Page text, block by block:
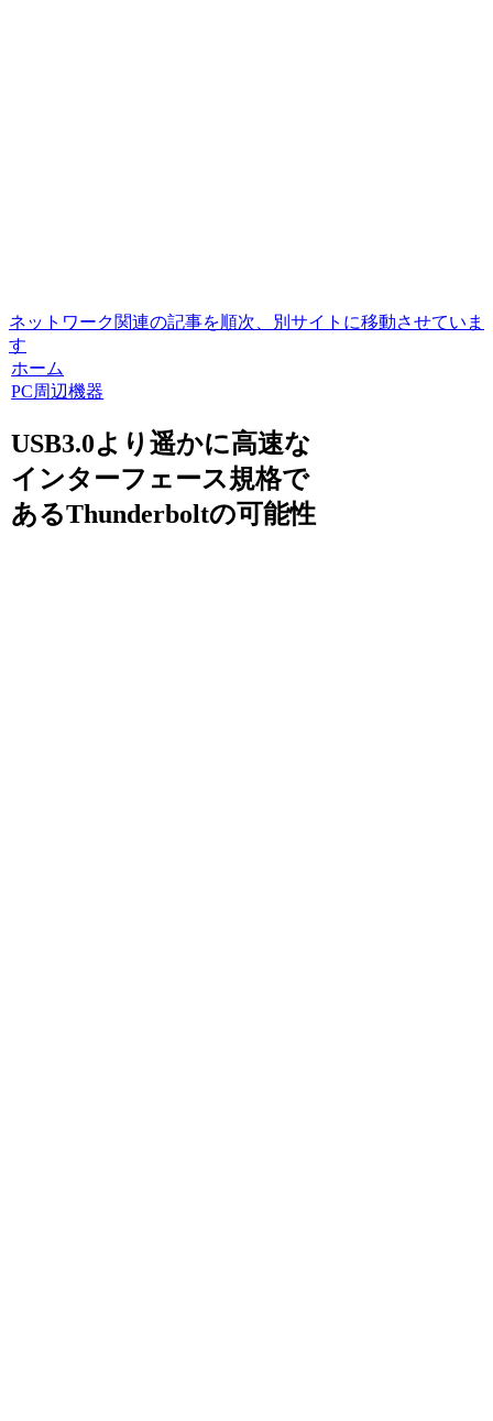
ネットワーク関連の記事を順次、別サイトに移動させていま
す
ホーム
PC周辺機器
USB3.0より遥かに高速な
インターフェース規格で
あるThunderboltの可能性